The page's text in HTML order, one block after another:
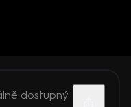
dostupný